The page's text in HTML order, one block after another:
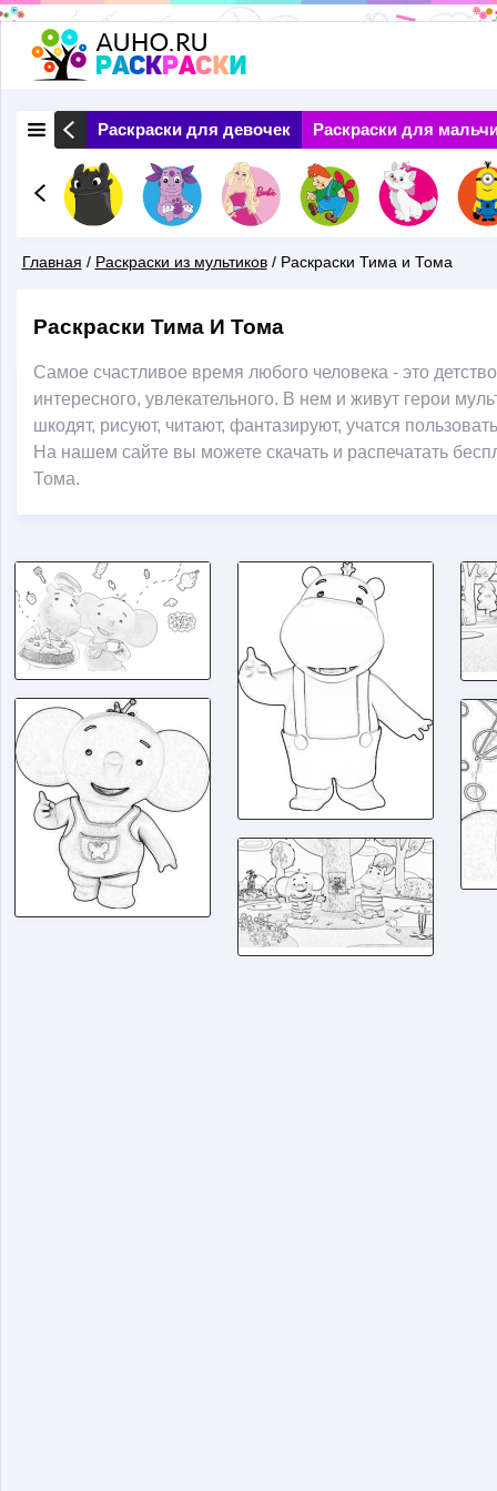
Перейти
к
основному
содержанию
Природа Раскраски для девочек Раскраски для
Здесь
Главная / Раскраски из мультиков / Раскраски Тима и Тома
Раскраски Тима И Тома
Самое счастливое время любого человека - это
интересного, увлекательного. В нем и живут герои
шкодят, рисуют, читают, фантазируют, учатся
На нашем сайте вы можете скачать и распечатать
Тома.